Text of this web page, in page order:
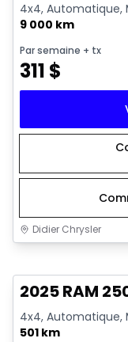
4x4, Automatique,
9 000 km
Par semaine + tx
311 $
Didier Chrysler
2025 RAM
4x4, Automatique,
501 km